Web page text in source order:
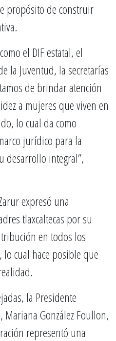
propósito de construir
el DIF estatal, el
la Juventud, la secretarías
de brindar atención
a mujeres que viven en
lo cual da como
jurídico para la
desarrollo integral”,
expresó una
tlaxcaltecas por su
en todos los
cual hace posible que
la Presidente
Mariana González Foullon,
representó una